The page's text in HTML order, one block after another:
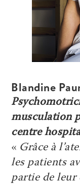
Blandine
musculation
centre
« Grâce à
les patients
partie de leur